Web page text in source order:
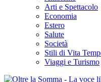
Arti e Spettacolo
Economia
Estero
Salute
Società
Stili di Vita
Viaggi e Turismo